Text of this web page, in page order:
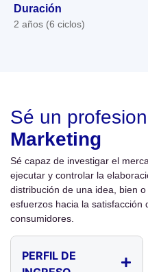
Duración
2 años (6 ciclos)
Sé un
Marketing
Sé capaz de investigar el
ejecutar y controlar la
distribución de una idea, bien
esfuerzos hacia la satisfacción
consumidores.
PERFIL DE